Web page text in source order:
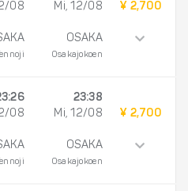
08
Mi, 12/08
OSAKA
Osakajokoen
¥ 2,700
08
23:38
Mi, 12/08
OSAKA
Osakajokoen
¥ 2,700